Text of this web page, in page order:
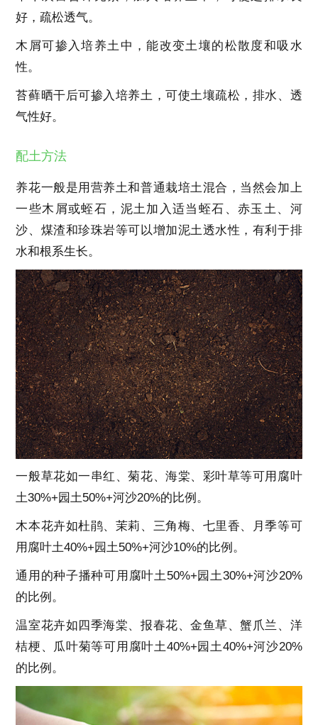
好，疏松透气。
木屑可掺入培养土中，能改变土壤的松散度和吸水
性。
苔藓晒干后可掺入培养土，可使土壤疏松，排水、透
气性好。
配土方法
养花一般是用营养土和普通栽培土混合，当然会加上
一些木屑或蛭石，泥土加入适当蛭石、赤玉土、河
沙、煤渣和珍珠岩等可以增加泥土透水性，有利于排
水和根系生长。
一般草花如一串红、菊花、海棠、彩叶草等可用腐叶
土30%+园土50%+河沙20%的比例。
木本花卉如杜鹃、茉莉、三角梅、七里香、月季等可
用腐叶土40%+园土50%+河沙10%的比例。
通用的种子播种可用腐叶土50%+园土30%+河沙20%
的比例。
温室花卉如四季海棠、报春花、金鱼草、蟹爪兰、洋
桔梗、瓜叶菊等可用腐叶土40%+园土40%+河沙20%
的比例。